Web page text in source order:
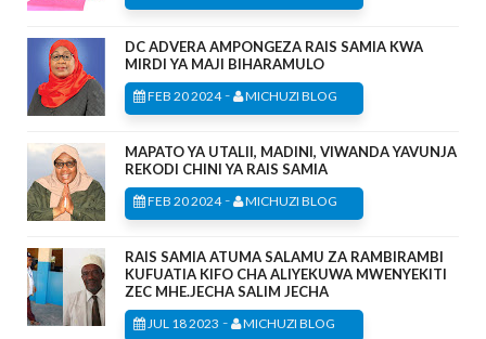
DC ADVERA AMPONGEZA RAIS SAMIA KWA
MIRDI YA MAJI BIHARAMULO
FEB 20 2024- MICHUZI BLOG
MAPATO YA UTALII, MADINI, VIWANDA YAVUNJA
REKODI CHINI YA RAIS SAMIA
FEB 20 2024- MICHUZI BLOG
RAIS SAMIA ATUMA SALAMU ZA RAMBIRAMBI
KUFUATIA KIFO CHA ALIYEKUWA MWENYEKITI
ZEC MHE.JECHA SALIM JECHA
JUL 18 2023 - MICHUZI BLOG